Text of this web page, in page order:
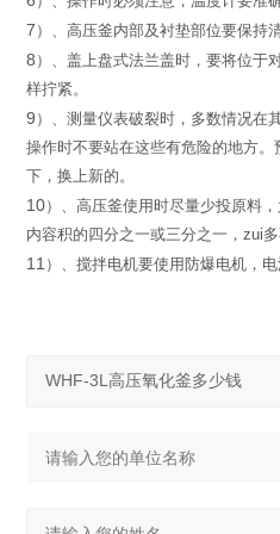
7 ） 、高压釜内部及衬垫部位要保持清
8 ） 、盖上盘式法兰盖时，要将位于
样拧紧。
9 ） 、测量仪表破裂时，多数情况在
操作时不要站在这些有危险的地方
下，换上新的。
10） 、高压釜使用时尽量少投原料
内容积的四分之一或三分之一，zui多
11 ） 、搅拌电机要使用防爆电机，电